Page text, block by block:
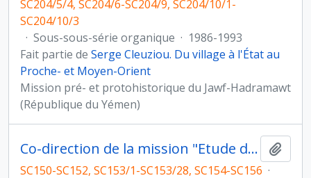
SC204/5/4, SC204/6-SC204/9, SC204/10/1-
SC204/10/3
· Sous-sous-série organique · 1986-1993
Fait partie de Serge Cleuziou. Du village à l'État au
Proche- et Moyen-Orient
Mission pré- et protohistorique du Jawf-Hadramawt
(République du Yémen)
Co-direction de la mission "Etude du peuplement pré- et protohistorique du Yémen"
SC150-SC152, SC153/1-SC153/28, SC154-SC156 ·